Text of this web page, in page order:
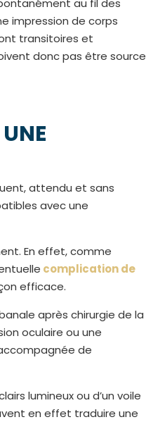
impression de corps
transitoires et
donc pas être source
attendu et sans
avec une
En effet, comme
complication de
efficace.
après chirurgie de la
oculaire ou une
de
lumineux ou d’un voile
en effet traduire une